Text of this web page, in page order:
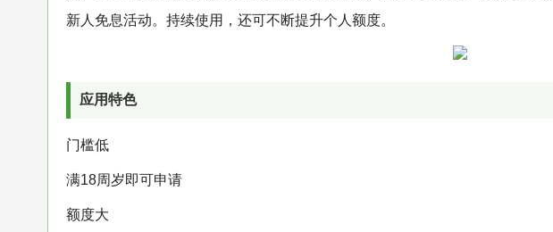
新人免息活动。持续使用，还可不断提升个人额度。
应用特色
门槛低
满18周岁即可申请
额度大